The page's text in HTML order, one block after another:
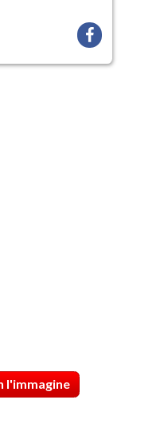
l'immagine